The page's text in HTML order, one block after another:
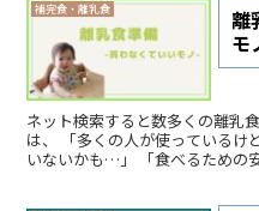
補完食・離乳食
離
モ
ネット検索すると数多くの離乳
は、 「多くの人が使っているけ
いないかも…」 「食べるための